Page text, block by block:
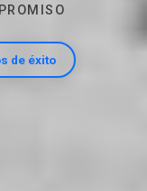
de éxito